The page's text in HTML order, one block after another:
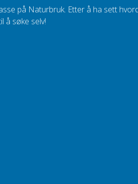
på Naturbruk. Etter å ha sett
å søke selv!